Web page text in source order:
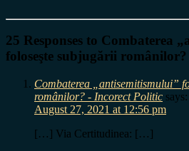
25 Responses to Combaterea
foloseşte subjugării românilor?
Combaterea „antisemitismului”
românilor? - Incorect Politic says:
August 27, 2021 at 12:56 pm
[…] Via Certitudinea: […]